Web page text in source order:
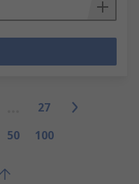
27
50 100